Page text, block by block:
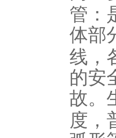
管：
体部
线，
的安
故。
度，